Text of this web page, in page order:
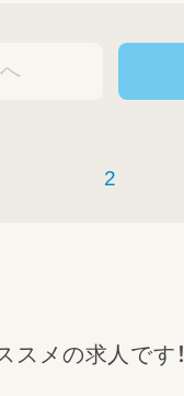
2
スメの求人です！